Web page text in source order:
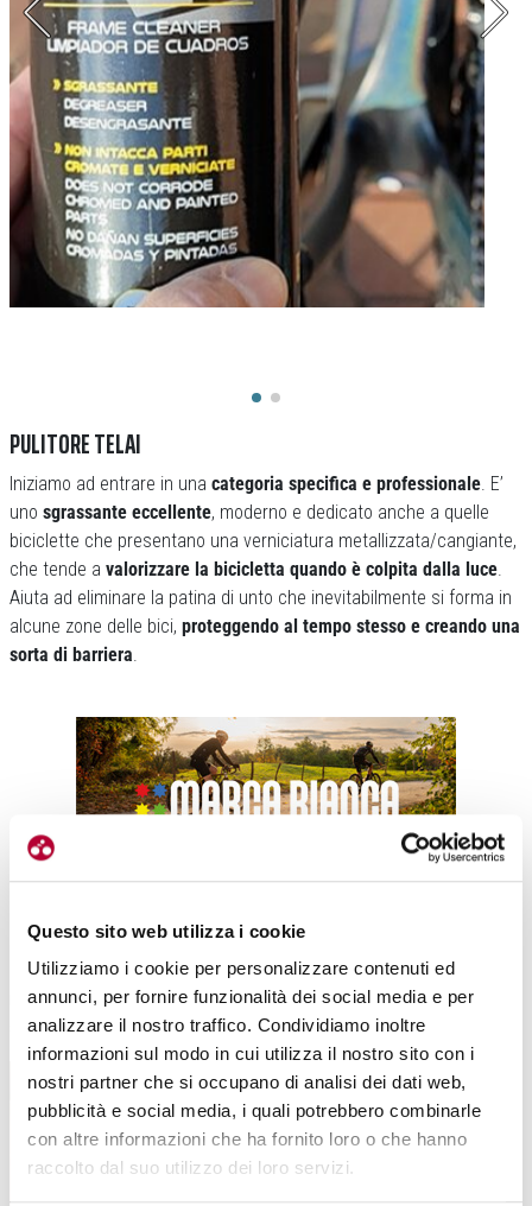
Questo sito web utilizza i cookie
Utilizziamo i cookie per personalizzare contenuti ed
annunci, per fornire funzionalità dei social media e per
analizzare il nostro traffico. Condividiamo inoltre
informazioni sul modo in cui utilizza il nostro sito con i
nostri partner che si occupano di analisi dei dati web,
pubblicità e social media, i quali potrebbero combinarle
con altre informazioni che ha fornito loro o che hanno
raccolto dal suo utilizzo dei loro servizi.
PULITORE TELAI
Iniziamo ad entrare in una categoria specifica e professionale . E’
uno sgrassante eccellente, moderno e dedicato anche a quelle
biciclette che presentano una verniciatura metallizzata/cangiante,
che tende a valorizzare la bicicletta quando è colpita dalla luce
Aiuta ad eliminare la patina di unto che inevitabilmente si forma in
alcune zone delle bici, proteggendo al tempo stesso e creando una
sorta di barriera
L’abbiamo trovatoefficace una volta applicato in punti sensibili,
deragliatore e su tutto il fodero del lato catena, ma anche sulla
scatola del movimento centrale. Sono zone dovel’umidità è una
nemica; più resta lontana e meglio è . Ilbinomio con Protettivo
siliconico fa la differenza.